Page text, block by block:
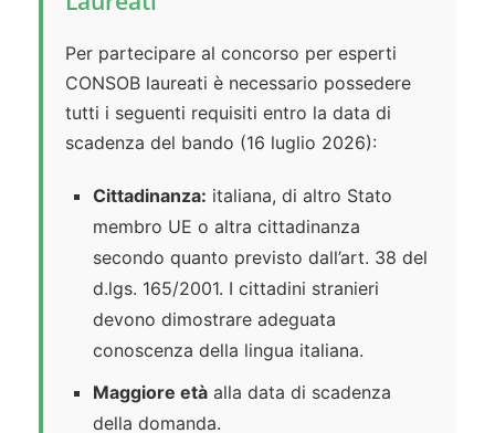
Per partecipare al concorso per esperti
CONSOB laureati è necessario possedere
tutti i seguenti requisiti entro la data di
scadenza del bando (16 luglio 2026):
Cittadinanza: italiana, di altro Stato
membro UE o altra cittadinanza
secondo quanto previsto dall’art. 38 del
d.lgs. 165/2001. I cittadini stranieri
devono dimostrare adeguata
conoscenza della lingua italiana.
Maggiore età alla data di scadenza
della domanda.